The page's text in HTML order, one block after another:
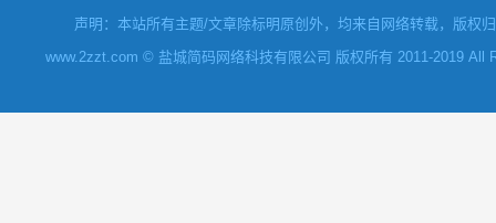
声明：本站所有主题/文章除标明原创外，均来自网络转载，版权
www.2zzt.com © 盐城简码网络科技有限公司 版权所有 2011-2019